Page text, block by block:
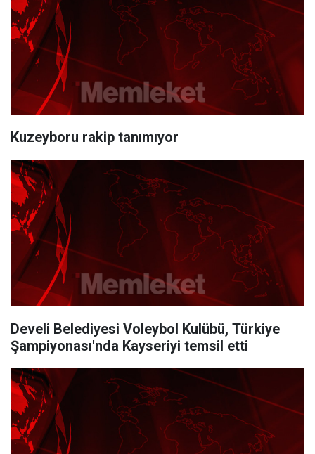
Kuzeyboru rakip tanımıyor
Develi Belediyesi Voleybol Kulübü, Türkiye
Şampiyonası'nda Kayseriyi temsil etti